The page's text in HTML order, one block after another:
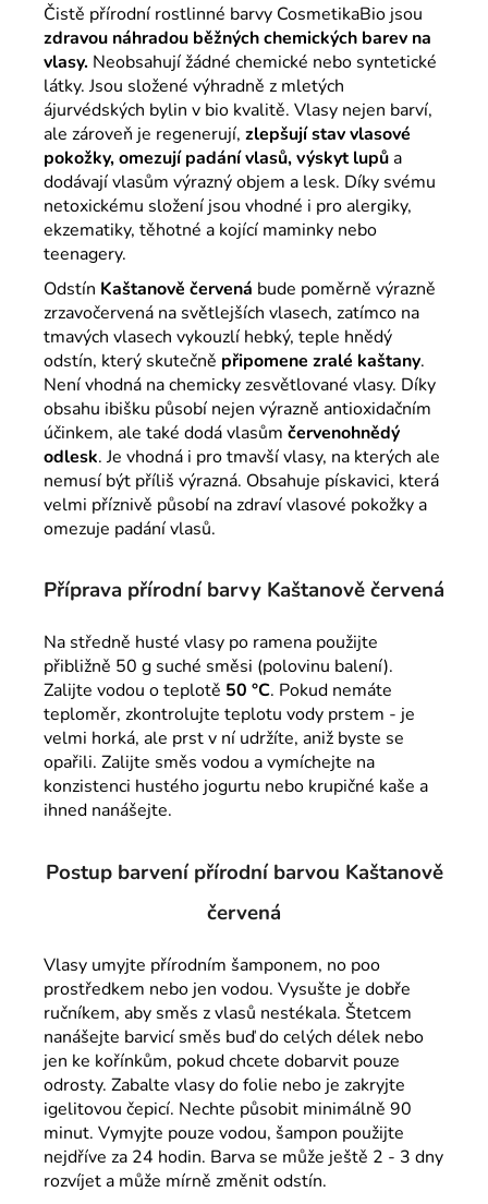
Čistě přírodní rostlinné barvy CosmetikaBio jsou
zdravou náhradou běžných chemických barev na
vlasy. Neobsahují žádné chemické nebo syntetické
látky. Jsou složené výhradně z mletých
ájurvédských bylin v bio kvalitě. Vlasy nejen barví,
ale zároveň je regenerují, zlepšují stav vlasové
pokožky, omezují padání vlasů, výskyt lupůa
dodávají vlasům výrazný objem a lesk. Díky svému
netoxickému složení jsou vhodné i pro alergiky,
ekzematiky, těhotné a kojící maminky nebo
teenagery.
Odstín Kaštanově červená bude poměrně výrazně
zrzavočervená na světlejších vlasech, zatímco na
tmavých vlasech vykouzlí hebký, teple hnědý
odstín, který skutečně připomene zralé kaštany.
Není vhodná na chemicky zesvětlované vlasy. Díky
obsahu ibišku působí nejen výrazně antioxidačním
účinkem, ale také dodá vlasům červenohnědý
odlesk. Je vhodná i pro tmavší vlasy, na kterých ale
nemusí být příliš výrazná. Obsahuje pískavici, která
velmi příznivě působí na zdraví vlasové pokožky a
omezuje padání vlasů.
Příprava přírodní barvy Kaštanově červená
Na středně husté vlasy po ramena použijte
přibližně 50 g suché směsi (polovinu balení).
Zalijte vodou o teplotě 50 °C. Pokud nemáte
teploměr, zkontrolujte teplotu vody prstem - je
velmi horká, ale prst v ní udržíte, aniž byste se
opařili. Zalijte směs vodou a vymíchejte na
konzistenci hustého jogurtu nebo krupičné kaše a
ihned nanášejte.
Postup barvení přírodní barvou Kaštanově
červená
Vlasy umyjte přírodním šamponem, no poo
prostředkem nebo jen vodou. Vysušte je dobře
ručníkem, aby směs z vlasů nestékala. Štetcem
nanášejte barvicí směs buď do celých délek nebo
jen ke kořínkům, pokud chcete dobarvit pouze
odrosty. Zabalte vlasy do folie nebo je zakryjte
igelitovou čepicí. Nechte působit minimálně 90
minut. Vymyjte pouze vodou, šampon použijte
nejdříve za 24 hodin. Barva se může ještě 2 - 3 dny
rozvíjet a může mírně změnit odstín.